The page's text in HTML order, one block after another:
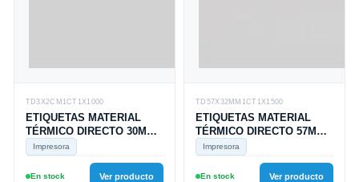
TD3X2CM1CT1X1000
ETIQUETAS MATERIAL
TÉRMICO DIRECTO 30MM
X 20MM, 1 COLUMNA,
TUCO 1, ROLLO X 1000
ETIQUETAS
Impresora
En stock Ver producto
TD57X32MM1CT1X1500
ETIQUETAS MATERIAL
TÉRMICO DIRECTO 57MM
X 32MM, 1 COLUMNA,
TUCO 1, ROLLO X 1500
ETIQUETAS
Impresora
En stock Ver producto